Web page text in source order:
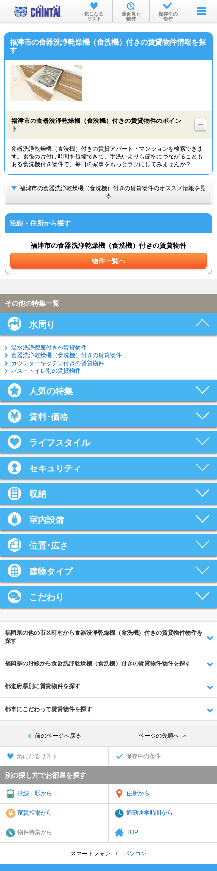
お部屋を探す
沿線・駅から
不動産会社から
気になる
リスト
最近見た
物件
保存中の
条件
福津市の食器洗浄乾燥機（食洗機）付きの賃貸物件情報を探
す
福津市の食器洗浄乾燥機（食洗機）付きの賃貸物件のポイン
ト
食器洗浄乾燥機（食洗機）付きの賃貸アパート・マンションを検索できま
す。食後の片付け時間を短縮できて、手洗いよりも節水につながることも
ある食洗機付き物件で、毎日の家事をもっとラクにしてみませんか？
福津市の食器洗浄乾燥機（食洗機）付きの賃貸物件のオススメ情報を見
る
沿線・住所から探す
福津市の食器洗浄乾燥機（食洗機）付きの賃貸物件
物件一覧へ
その他の特集一覧
水周り
温水洗浄便座付きの賃貸物件
食器洗浄乾燥機（食洗機）付きの賃貸物件
カウンターキッチン付きの賃貸物件
バス・トイレ別の賃貸物件
人気の特集
賃料･価格
ライフスタイル
セキュリティ
収納
室内設備
位置･広さ
建物タイプ
こだわり
福岡県の他の市区町村から食器洗浄乾燥機（食洗機）付きの賃貸物件物件を
探す
福岡県の沿線から食器洗浄乾燥機（食洗機）付きの賃貸物件物件を探す
都道府県別に賃貸物件を探す
都市にこだわって賃貸物件を探す
前のページへ戻る ページの先頭へ
気になるリスト 保存中の条件
別の探し方でお部屋を探す
沿線・駅から 住所から
家賃相場から 通勤通学時間から
物件特集から TOP
スマートフォン パソコン